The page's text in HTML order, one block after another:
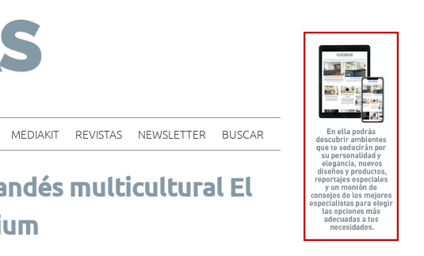
MEDIAKIT REVISTAS NEWSLETTER BUSCAR
multicultural El